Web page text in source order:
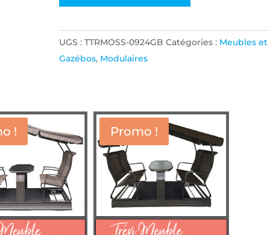
GRIS
COUSSIN
BEIGE
UGS :TTRMOSS-0924GB Catégories : Meubles et
Gazébos, Modulaires
! Promo !